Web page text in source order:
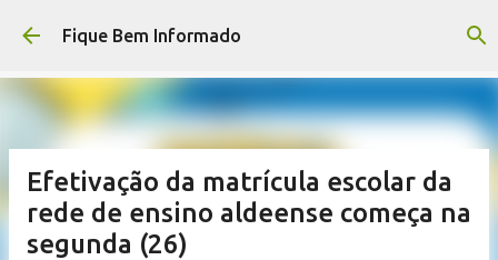
Pular para o conteúdo principal
Fique Bem Informado
Efetivação da matrícula escolar da
rede de ensino aldeense começa na
segunda (26)